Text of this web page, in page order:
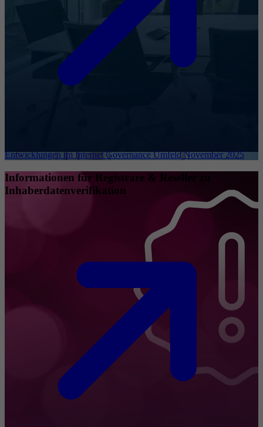
Entwicklungen im Internet Governance Umfeld November 2025
Informationen für Registrare & Reseller zu
Inhaberdatenverifikation